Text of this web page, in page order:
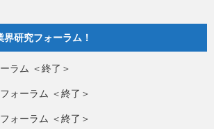
界研究フォーラム！
ラム ＜終了＞
ォーラム ＜終了＞
ォーラム ＜終了＞